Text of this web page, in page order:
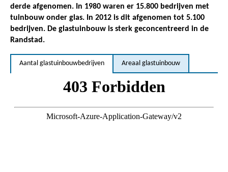
derde afgenomen. In 1980 waren er 15.800 bedrijven met
tuinbouw onder glas. In 2012 is dit afgenomen tot 5.100
bedrijven. De glastuinbouw is sterk geconcentreerd in de
Randstad.
Aantal glastuinbouwbedrijven Areaal glastuinbouw